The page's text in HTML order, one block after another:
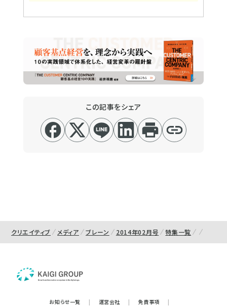
この記事をシェア
クリエイティブ メディア ブレーン 2014年02月号 特集一覧
お知らせ一覧 | 運営会社 | 免責事項
|